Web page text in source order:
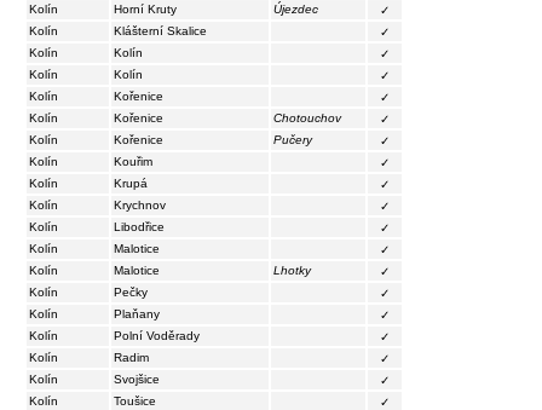
Kolín
Horní Kruty Újezdec
✓
Kolín
Klášterní Skalice
✓
Kolín
Kolín
✓
Kolín
Kolín
✓
Kolín
Kořenice
✓
Kolín
Kořenice Chotouchov
✓
Kolín
Kořenice Pučery
✓
Kolín
Kouřim
✓
Kolín
Krupá
✓
Kolín
Krychnov
✓
Kolín
Libodřice
✓
Kolín
Malotice
✓
Kolín
Malotice Lhotky
✓
Kolín
Pečky
✓
Kolín
Plaňany
✓
Kolín
Polní Voděrady
✓
Kolín
Radim
✓
Kolín
Svojšice
✓
Kolín
Toušice
✓